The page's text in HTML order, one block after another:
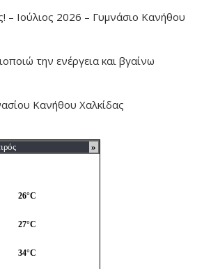
– Ιούλιος 2026 – Γυμνάσιο Κανήθου
την ενέργεια και βγαίνω
Κανήθου Χαλκίδας